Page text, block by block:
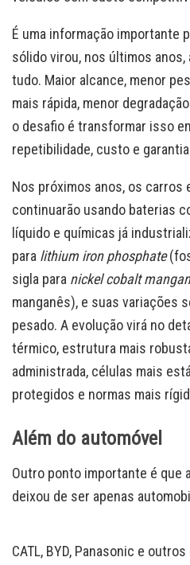
É uma informação importante
sólido virou, nos últimos
tudo. Maior alcance, menor
mais rápida, menor
o desafio é transformar isso
repetibilidade, custo e
Nos próximos anos, os carros
continuarão usando baterias
líquido e químicas já
para lithium iron phosphate
sigla para nickel cobalt
manganês), e suas variações
pesado. A evolução virá no
térmico, estrutura mais
administrada, células mais
protegidos e normas mais
Além do automóvel
Outro ponto importante é que
deixou de ser apenas
CATL, BYD, Panasonic e